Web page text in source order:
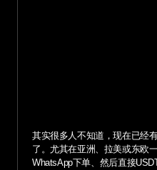
其实很多人不知道，现在已经
了。尤其在亚洲、拉美或东欧
WhatsApp下单、然后直接